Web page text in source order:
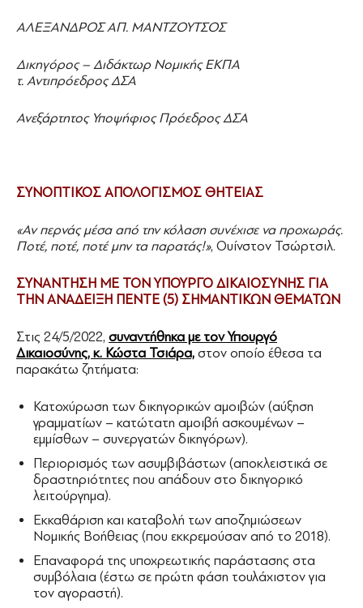
ΑΛΕΞΑΝΔΡΟΣ ΑΠ. ΜΑΝΤΖΟΥΤΣΟΣ
Δικηγόρος – Διδάκτωρ Νομικής ΕΚΠΑ
τ. Αντιπρόεδρος ΔΣΑ
Ανεξάρτητος Υποψήφιος Πρόεδρος ΔΣΑ
ΣΥΝΟΠΤΙΚΟΣ ΑΠΟΛΟΓΙΣΜΟΣ ΘΗΤΕΙΑΣ
«Αν περνάς μέσα από την κόλαση συνέχισε να προχωράς.
Ποτέ, ποτέ, ποτέ μην τα παρατάς!», Ουίνστον Τσώρτσιλ.
ΣΥΝΑΝΤΗΣΗ ΜΕ ΤΟΝ ΥΠΟΥΡΓΟ ΔΙΚΑΙΟΣΥΝΗΣ ΓΙΑ
ΤΗΝ ΑΝΑΔΕΙΞΗ ΠΕΝΤΕ (5) ΣΗΜΑΝΤΙΚΩΝ ΘΕΜΑΤΩΝ
Στις 24/5/2022, συναντήθηκα με τον Υπουργό
Δικαιοσύνης, κ. Κώστα Τσιάρα, στον οποίο έθεσα τα
παρακάτω ζητήματα:
Κατοχύρωση των δικηγορικών αμοιβών (αύξηση
γραμματίων – κατώτατη αμοιβή ασκουμένων –
εμμίσθων – συνεργατών δικηγόρων).
Περιορισμός των ασυμβιβάστων (αποκλειστικά σε
δραστηριότητες που απάδουν στο δικηγορικό
λειτούργημα).
Εκκαθάριση και καταβολή των αποζημιώσεων
Νομικής Βοήθειας (που εκκρεμούσαν από το 2018).
Επαναφορά της υποχρεωτικής παράστασης στα
συμβόλαια (έστω σε πρώτη φάση τουλάχιστον για
τον αγοραστή).